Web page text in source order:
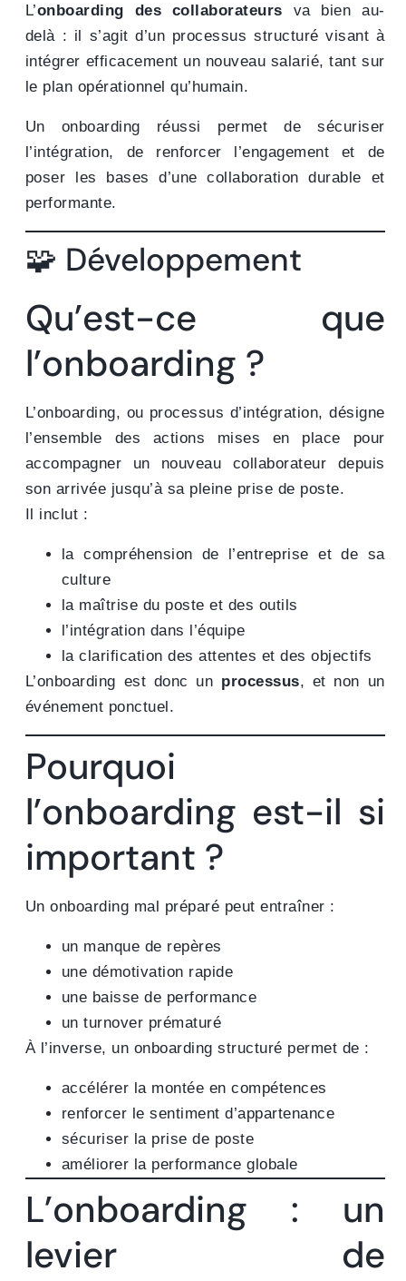
L’onboarding des collaborateurs va bien au-
delà : il s’agit d’un processus structuré visant à
intégrer efficacement un nouveau salarié, tant sur
le plan opérationnel qu’humain.
Un onboarding réussi permet de sécuriser
l’intégration, de renforcer l’engagement et de
poser les bases d’une collaboration durable et
performante.
🧩 Développement
Qu’est-ce que
l’onboarding ?
L’onboarding, ou processus d’intégration, désigne
l’ensemble des actions mises en place pour
accompagner un nouveau collaborateur depuis
son arrivée jusqu’à sa pleine prise de poste.
Il inclut :
la compréhension de l’entreprise et de sa
culture
la maîtrise du poste et des outils
l’intégration dans l’équipe
la clarification des attentes et des objectifs
L’onboarding est donc un processus, et non un
événement ponctuel.
Pourquoi
l’onboarding est-il si
important ?
Un onboarding mal préparé peut entraîner :
un manque de repères
une démotivation rapide
une baisse de performance
un turnover prématuré
À l’inverse, un onboarding structuré permet de :
accélérer la montée en compétences
renforcer le sentiment d’appartenance
sécuriser la prise de poste
améliorer la performance globale
L’onboarding : un
levier de